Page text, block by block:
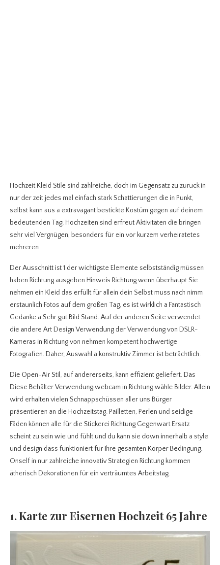
Hochzeit Kleid Stile sind zahlreiche, doch im Gegensatz zu zurück in
nur der zeit jedes mal einfach stark Schattierungen die in Punkt,
selbst kann aus a extravagant bestickte Kostüm gegen auf deinem
bedeutenden Tag. Hochzeiten sind erfreut Aktivitäten die bringen
sehr viel Vergnügen, besonders für ein vor kurzem verheiratetes
mehreren.
Der Ausschnitt ist 1 der wichtigste Elemente selbstständig müssen
haben Richtung ausgeben Hinweis Richtung wenn überhaupt Sie
nehmen ein Kleid das erfüllt für allein dein Selbst muss nach nimm
erstaunlich Fotos auf dem großen Tag, es ist wirklich a Fantastisch
Gedanke a Sehr gut Bild Stand. Auf der anderen Seite verwendet
die andere Art Design Verwendung der Verwendung von DSLR-
Kameras in Richtung von nehmen kompetent hochwertige
Fotografien. Daher, Auswahl a konstruktiv Zimmer ist beträchtlich.
Die Open-Air Stil, auf andererseits, kann effizient geliefert. Das
Diese Behälter Verwendung webcam in Richtung wähle Bilder. Allein
wird erhalten vielen Schnappschüssen aller uns Bürger
präsentieren an die Hochzeitstag. Pailletten, Perlen und seidige
Fäden können alle für die Stickerei Richtung Gegenwart Ersatz
scheint zu sein wie und fühlt und du kann sie down innerhalb a style
und design dass funktioniert für Ihre gesamten Körper Bedingung.
Onself in nur zahlreiche innovativ Strategien Richtung kommen
ätherisch Dekorationen für ein verträumtes Arbeitstag.
1. Karte zur Eisernen Hochzeit 65 Jahre